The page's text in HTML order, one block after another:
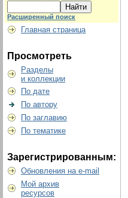
Расширенный поиск
Главная страница
Просмотреть
Разделы
и коллекции
По дате
По автору
По заглавию
По тематике
Зарегистрированным:
Обновления на e-mail
Мой архив
ресурсов